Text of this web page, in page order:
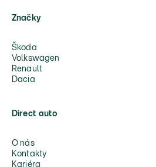
Značky
Škoda
Volkswagen
Renault
Dacia
Direct auto
O nás
Kontakty
Kariéra